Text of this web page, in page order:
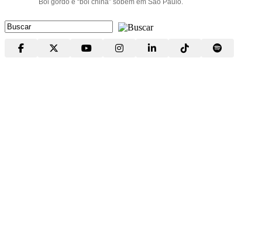
Boi gordo e “boi china” sobem em São Paulo.